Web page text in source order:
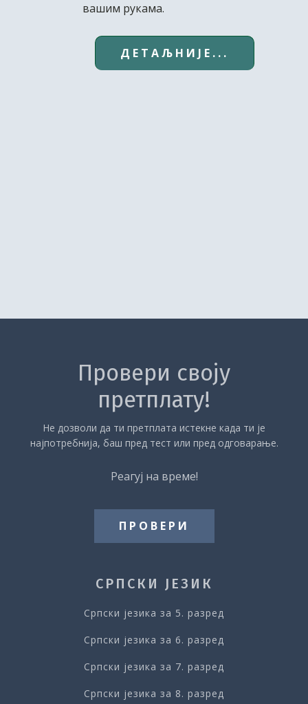
вашим рукама.
ДЕТАЉНИЈЕ...
Провери своју
претплату!
Не дозволи да ти претплата истекне када ти је
најпотребнија, баш пред тест или пред одговарање.
Реагуј на време!
ПРОВЕРИ
СРПСКИ ЈЕЗИК
Српски језика за 5. разред
Српски језика за 6. разред
Српски језика за 7. разред
Српски језика за 8. разред